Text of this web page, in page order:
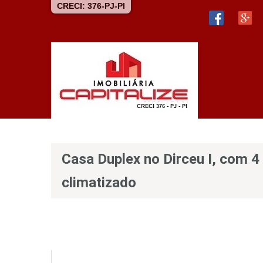
CRECI: 376-PJ-PI
Casa Duplex no Dirceu I, com
climatizado